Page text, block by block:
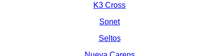
K3 Cross
Sonet
Seltos